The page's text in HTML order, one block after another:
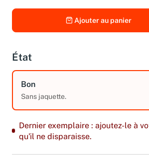
Ajouter au panier
État
Bon
Sans jaquette.
Dernier exemplaire : ajoutez-le à
qu'il ne disparaisse.